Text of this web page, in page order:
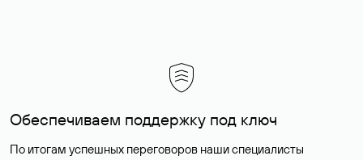
Обеспечиваем поддержку под ключ
По итогам успешных переговоров наши специалисты